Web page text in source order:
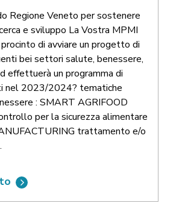
Regione Veneto per sostenere
e sviluppo La Vostra MPMI
di avviare un progetto di
bei settori salute, benessere,
effettuerà un programma di
nel 2023/2024? tematiche
: SMART AGRIFOOD
per la sicurezza alimentare
trattamento e/o